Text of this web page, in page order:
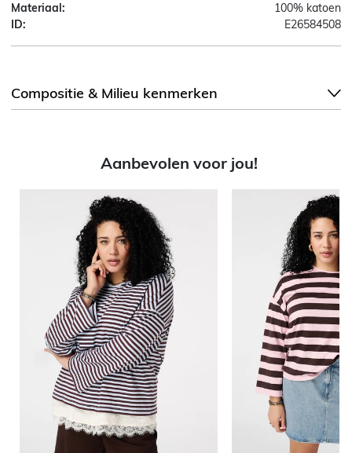
Materiaal:
100% katoen
ID:
E26584508
Compositie & Milieu kenmerken
Aanbevolen voor jou!